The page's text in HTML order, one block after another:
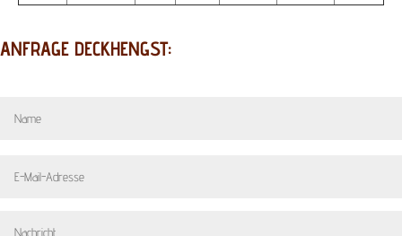
ANFRAGE DECKHENGST: